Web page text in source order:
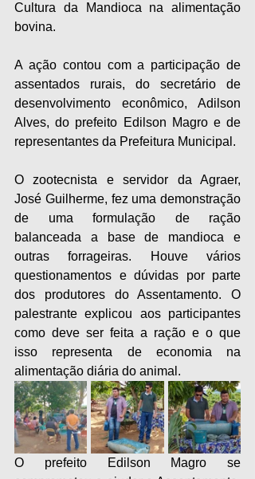
Cultura da Mandioca na alimentação
bovina.
A ação contou com a participação de
assentados rurais, do secretário de
desenvolvimento econômico, Adilson
Alves, do prefeito Edilson Magro e de
representantes da Prefeitura Municipal.
O zootecnista e servidor da Agraer,
José Guilherme, fez uma demonstração
de uma formulação de ração
balanceada a base de mandioca e
outras forrageiras. Houve vários
questionamentos e dúvidas por parte
dos produtores do Assentamento. O
palestrante explicou aos participantes
como deve ser feita a ração e o que
isso representa de economia na
alimentação diária do animal.
O prefeito Edilson Magro se